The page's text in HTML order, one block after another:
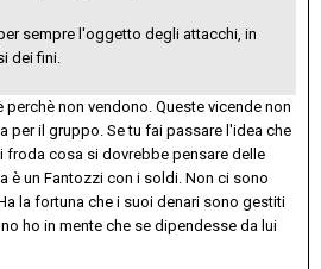
sempre l'oggetto degli attacchi, in
dei fini.
perchè non vendono. Queste vicende non
per il gruppo. Se tu fai passare l'idea che
froda cosa si dovrebbe pensare delle
è un Fantozzi con i soldi. Non ci sono
la fortuna che i suoi denari sono gestiti
ho in mente che se dipendesse da lui